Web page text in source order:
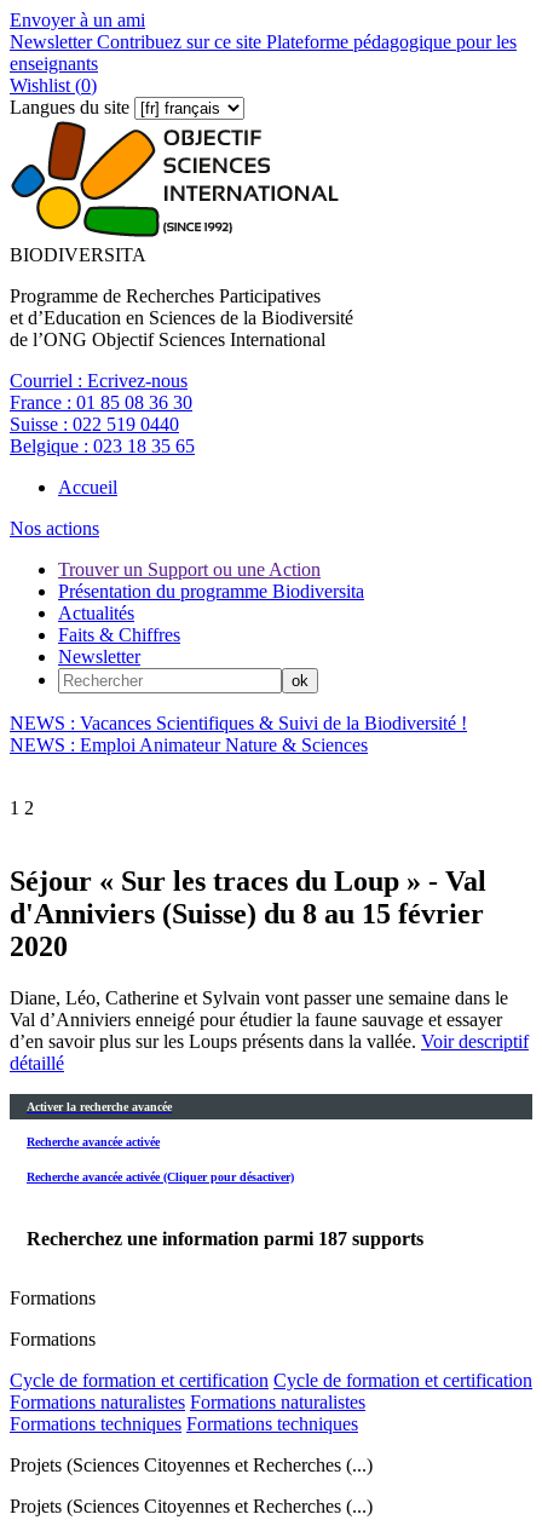
Envoyer à un ami
NewsletterContribuez sur ce site Plateforme pédagogique pour les
enseignants
Wishlist (0)
Langues du site
BIODIVERSITA
Programme de Recherches Participatives
et d’Education en Sciences de la Biodiversité
de l’ONG Objectif Sciences International
Courriel : Ecrivez-nous
France : 01 85 08 36 30
Suisse : 022 519 0440
Belgique : 023 18 35 65
Accueil
Nos actions
Trouver un Support ou une Action
Présentation du programme Biodiversita
Actualités
Faits & Chiffres
Newsletter
NEWS : Vacances Scientifiques & Suivi de la Biodiversité !
NEWS : Emploi Animateur Nature & Sciences
1 2
Séjour « Sur les traces du Loup » - Val
d'Anniviers (Suisse) du 8 au 15 février
2020
Diane, Léo, Catherine et Sylvain vont passer une semaine dans le
Val d’Anniviers enneigé pour étudier la faune sauvage et essayer
d’en savoir plus sur les Loups présents dans la vallée. Voir descriptif
détaillé
Activer la recherche avancée
Recherche avancée activée
Recherche avancée activée (Cliquer pour désactiver)
Recherchez une information parmi 187 supports
Formations
Formations
Cycle de formation et certification Cycle de formation et certification
Formations naturalistes Formations naturalistes
Formations techniques Formations techniques
Projets (Sciences Citoyennes et Recherches (...)
Projets (Sciences Citoyennes et Recherches (...)